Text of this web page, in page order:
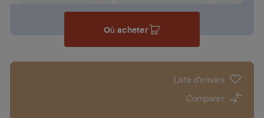
Où acheter
Liste d'envies
Comparer